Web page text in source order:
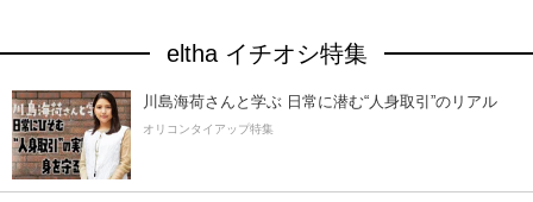
eltha イチオシ特集
川島海荷さんと学ぶ 日常に潜む“人身取引”のリアル
オリコンタイアップ特集